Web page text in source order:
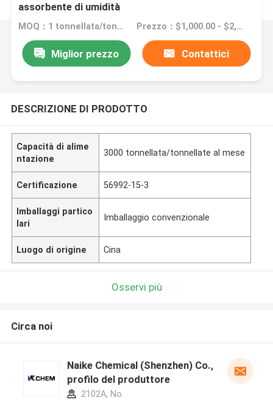
assorbente di umidità
MOQ：1 tonnellata/tonnellata Prezzo：$1,000.00 - $2,000.00/ ton
Miglior prezzo Contattici
DESCRIZIONE DI PRODOTTO
Capacità di alime
ntazione
3000 tonnellata/tonnellate al mese
Certificazione 56992-15-3
Imballaggi partico
lari
Imballaggio convenzionale
Luogo di origine Cina
Osservi più
Circa noi
Naike Chemical (Shenzhen) Co., Ltd
profilo del produttore
2102A, No.